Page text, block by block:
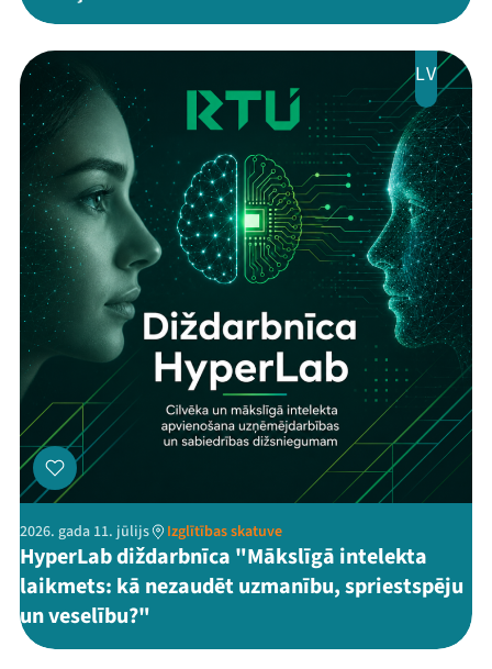
Ziedo
Veikals
Kontakti
ThreadsFacebookYoutube
X Instagram
Flick TikTok
LV
2026. gada 11. jūlijs Izglītības skatuve
HyperLab diždarbnīca "Mākslīgā intelekta
laikmets: kā nezaudēt uzmanību, spriestspēju
un veselību?"